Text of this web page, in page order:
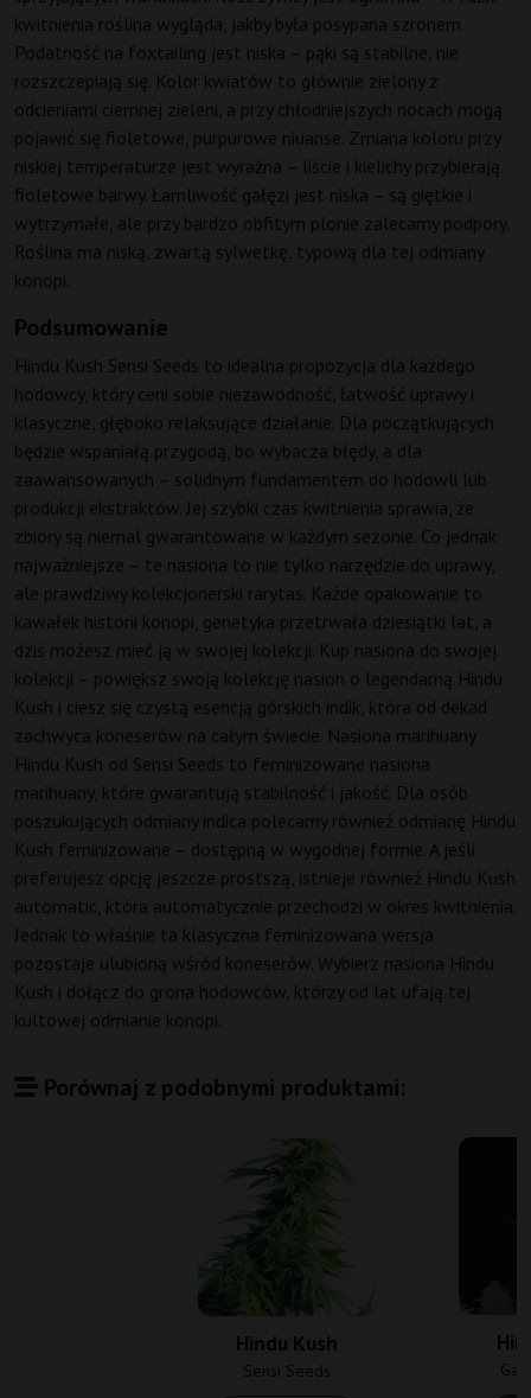
kwitnienia roślina wygląda, jakby była posypana szronem.
Podatność na foxtailing jest niska – pąki są stabilne, nie
rozszczepiają się. Kolor kwiatów to głównie zielony z
odcieniami ciemnej zieleni, a przy chłodniejszych nocach mogą
pojawić się fioletowe, purpurowe niuanse. Zmiana koloru przy
niskiej temperaturze jest wyraźna – liście i kielichy przybierają
fioletowe barwy. Łamliwość gałęzi jest niska – są giętkie i
wytrzymałe, ale przy bardzo obfitym plonie zalecamy podpory.
Roślina ma niską, zwartą sylwetkę, typową dla tej odmiany
konopi.
Podsumowanie
Hindu Kush Sensi Seeds to idealna propozycja dla każdego
hodowcy, który ceni sobie niezawodność, łatwość uprawy i
klasyczne, głęboko relaksujące działanie. Dla początkujących
będzie wspaniałą przygodą, bo wybacza błędy, a dla
zaawansowanych – solidnym fundamentem do hodowli lub
produkcji ekstraktów. Jej szybki czas kwitnienia sprawia, że
zbiory są niemal gwarantowane w każdym sezonie. Co jednak
najważniejsze – te nasiona to nie tylko narzędzie do uprawy,
ale prawdziwy kolekcjonerski rarytas. Każde opakowanie to
kawałek historii konopi, genetyka przetrwała dziesiątki lat, a
dziś możesz mieć ją w swojej kolekcji. Kup nasiona do swojej
kolekcji – powiększ swoją kolekcję nasion o legendarną Hindu
Kush i ciesz się czystą esencją górskich indik, która od dekad
zachwyca koneserów na całym świecie. Nasiona marihuany
Hindu Kush od Sensi Seeds to feminizowane nasiona
marihuany, które gwarantują stabilność i jakość. Dla osób
poszukujących odmiany indica polecamy również odmianę Hindu
Kush feminizowane – dostępną w wygodnej formie. A jeśli
preferujesz opcję jeszcze prostszą, istnieje również Hindu Kush
automatic, która automatycznie przechodzi w okres kwitnienia.
Jednak to właśnie ta klasyczna feminizowana wersja
pozostaje ulubioną wśród koneserów. Wybierz nasiona Hindu
Kush i dołącz do grona hodowców, którzy od lat ufają tej
kultowej odmianie konopi.
Porównaj z podobnymi produktami:
Hindu Kush
Sensi Seeds